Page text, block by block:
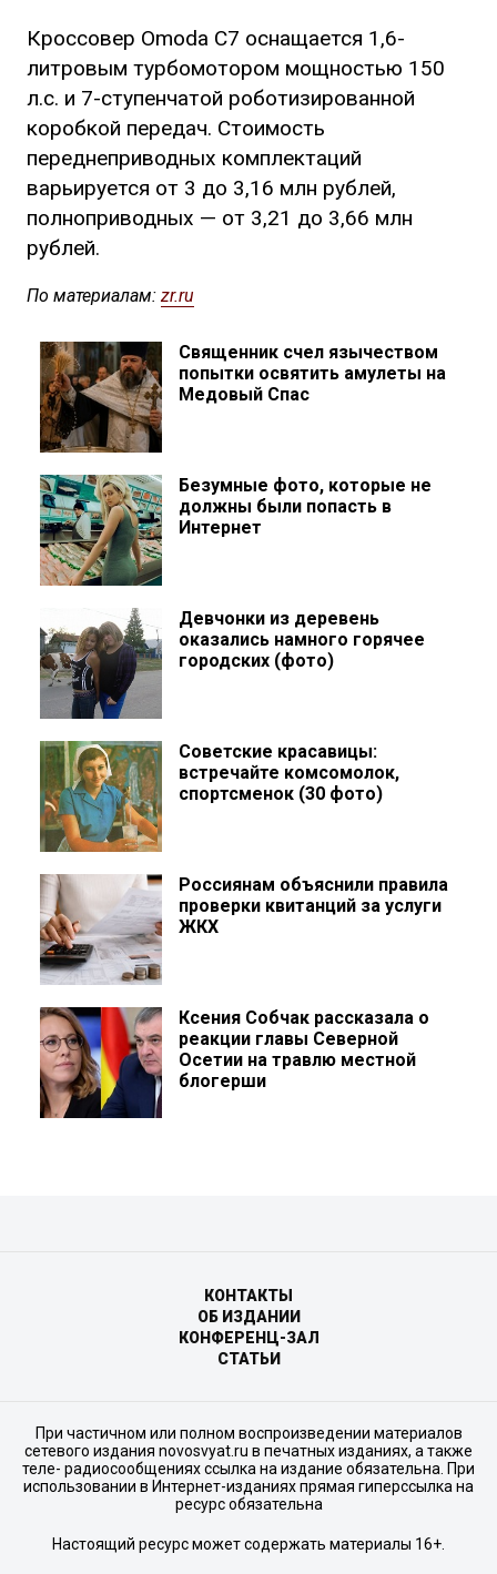
Кроссовер Omoda C7 оснащается 1,6-
литровым турбомотором мощностью 150
л.с. и 7-ступенчатой роботизированной
коробкой передач. Стоимость
переднеприводных комплектаций
варьируется от 3 до 3,16 млн рублей,
полноприводных — от 3,21 до 3,66 млн
рублей.
По материалам: zr.ru
Священник счел язычеством
попытки освятить амулеты на
Медовый Спас
Безумные фото, которые не
должны были попасть в
Интернет
Девчонки из деревень
оказались намного горячее
городских (фото)
Советские красавицы:
встречайте комсомолок,
спортсменок (30 фото)
Россиянам объяснили правила
проверки квитанций за услуги
ЖКХ
Ксения Собчак рассказала о
реакции главы Северной
Осетии на травлю местной
блогерши
КОНТАКТЫ
ОБ ИЗДАНИИ
КОНФЕРЕНЦ-ЗАЛ
СТАТЬИ
При частичном или полном воспроизведении материалов
сетевого издания novosvyat.ru в печатных изданиях, а также
теле- радиосообщениях ссылка на издание обязательна. При
использовании в Интернет-изданиях прямая гиперссылка на
ресурс обязательна
Настоящий ресурс может содержать материалы 16+.